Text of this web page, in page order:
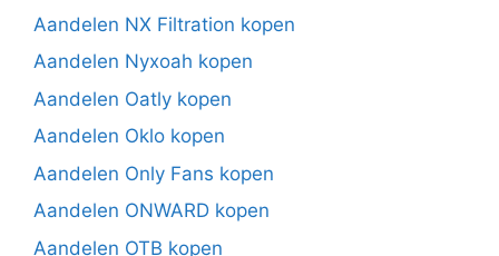
Aandelen NX Filtration kopen
Aandelen Nyxoah kopen
Aandelen Oatly kopen
Aandelen Oklo kopen
Aandelen Only Fans kopen
Aandelen ONWARD kopen
Aandelen OTB kopen